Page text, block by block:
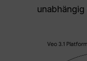
unabhängig